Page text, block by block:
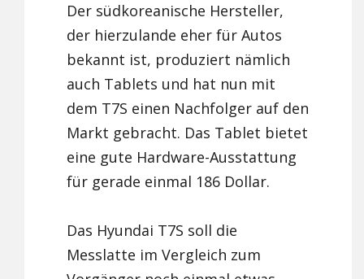
Der südkoreanische Hersteller,
der hierzulande eher für Autos
bekannt ist, produziert nämlich
auch Tablets und hat nun mit
dem T7S einen Nachfolger auf den
Markt gebracht. Das Tablet bietet
eine gute Hardware-Ausstattung
für gerade einmal 186 Dollar.
Das Hyundai T7S soll die
Messlatte im Vergleich zum